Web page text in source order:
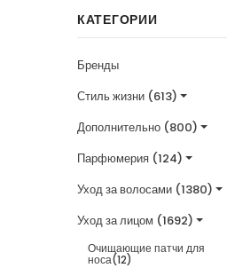
КАТЕГОРИИ
Бренды
Стиль жизни (613)
Дополнительно (800)
Парфюмерия (124)
Уход за волосами (1380)
Уход за лицом (1692)
Очищающие патчи для
носа(12)